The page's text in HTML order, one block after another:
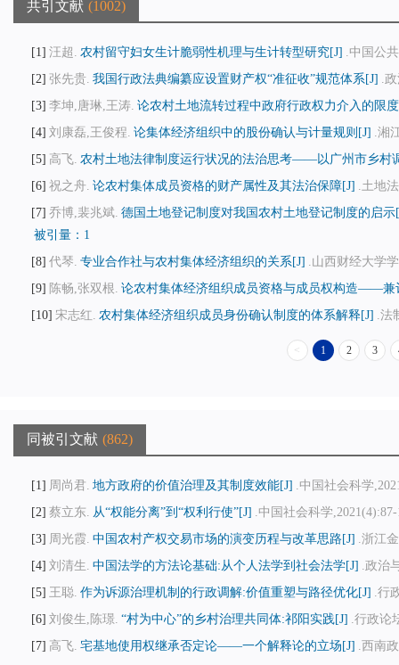
共引文献 1002
1 汪超. 农村留守妇女生计脆弱性机理与生计转型研究[J] .中国公
2 张先贵. 我国行政法典编纂应设置财产权“准征收”规范体系[J] .
3 李坤,唐琳,王涛. 论农村土地流转过程中政府行政权力介入的限
4 刘康磊,王俊程. 论集体经济组织中的股份确认与计量规则[J] .湘
5 高飞. 农村土地法律制度运行状况的法治思考——以广州市乡村
6 祝之舟. 论农村集体成员资格的财产属性及其法治保障[J] .土地
7 乔博,裴兆斌. 德国土地登记制度对我国农村土地登记制度的启示
被引量：1
8 代琴. 专业合作社与农村集体经济组织的关系[J] .山西财经大学
9
陈畅,张双根. 论农村集体经济组织成员资格与成员权构造——兼
10 宋志红. 农村集体经济组织成员身份确认制度的体系解释[J] .法
< 1 2 3
同被引文献 862
1 周尚君. 地方政府的价值治理及其制度效能[J] .中国社会科学
2 蔡立东. 从“权能分离”到“权利行使”[J] .中国社会科学
3 周光霞. 中国农村产权交易市场的演变历程与改革思路[J] .浙江
4 刘清生. 中国法学的方法论基础:从个人法学到社会法学[J] .政治
5
王聪. 作为诉源治理机制的行政调解:价值重塑与路径优化[J] .行
6 刘俊生,陈璟. “村为中心”的乡村治理共同体:祁阳实践[J] .行政论
7 高飞. 宅基地使用权继承否定论——一个解释论的立场[J] .西南